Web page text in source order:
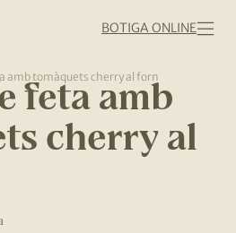
BOTIGA ONLINE
amb tomàquets cherry al forn
feta amb
cherry al